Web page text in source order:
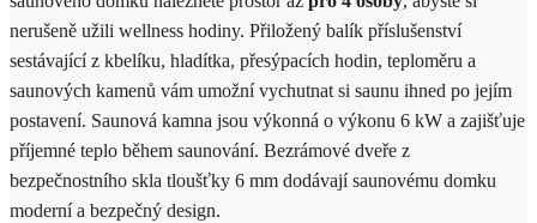
nerušeně užili wellness hodiny. Přiložený balík příslušenství
sestávající z kbelíku, hladítka, přesýpacích hodin, teploměru a
saunových kamenů vám umožní vychutnat si saunu ihned po jejím
postavení. Saunová kamna jsou výkonná o výkonu 6 kW a zajišťuje
příjemné teplo během saunování. Bezrámové dveře z
bezpečnostního skla tloušťky 6 mm dodávají saunovému domku
moderní a bezpečný design.